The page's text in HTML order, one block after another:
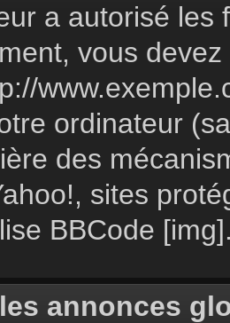
a autorisé
vous
ordinateur
des
sites
BBCode
annonces